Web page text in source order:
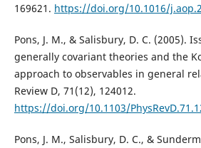
169621. https://doi.org/10.1016/
Pons, J. M., & Salisbury, D. C. (2005).
generally covariant theories and the
approach to observables in general
Review D, 71(12), 124012.
https://doi.org/10.1103/
Pons, J. M., Salisbury, D. C., &